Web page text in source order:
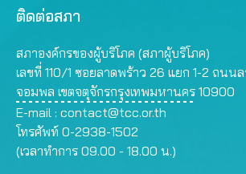
ติดต่อสภา
สภาองค์กรของผู้บริโภค (สภาผู้บริโภค)
เลขที่ 110/1 ซอยลาดพร้าว 26 แยก 1-2 ถนน
จอมพล เขตจตุจักรกรุงเทพมหานคร 10900
E-mail : contact@tcc.or.th
โทรศัพท์ 0-2938-1502
(เวลาทำการ 09.00 - 18.00 น.)